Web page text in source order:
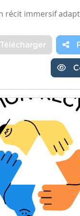
récit immersif
Télécharger